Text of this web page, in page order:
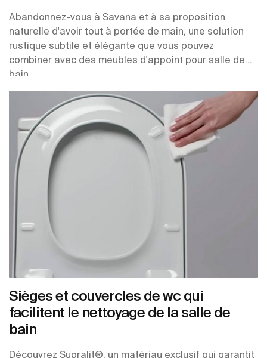
Abandonnez-vous à Savana et à sa proposition
naturelle d'avoir tout à portée de main, une solution
rustique subtile et élégante que vous pouvez
combiner avec des meubles d'appoint pour salle de
bain.
Sièges et couvercles de wc qui
facilitent le nettoyage de la salle de
bain
Découvrez Supralit®, un matériau exclusif qui garantit